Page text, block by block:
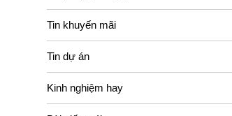
Tin khuyến mãi
Tin dự án
Kinh nghiệm hay